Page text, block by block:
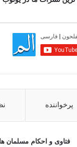
پرخواننده
فتاوى و احكام مسلمان